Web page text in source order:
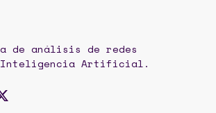
de análisis de redes
Inteligencia Artificial.